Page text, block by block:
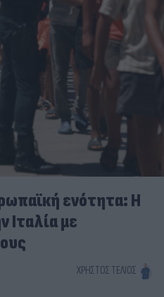
ενότητα: Η
Ιταλία με
ΧΡΉΣΤΟΣ ΤΈΛΙΟΣ